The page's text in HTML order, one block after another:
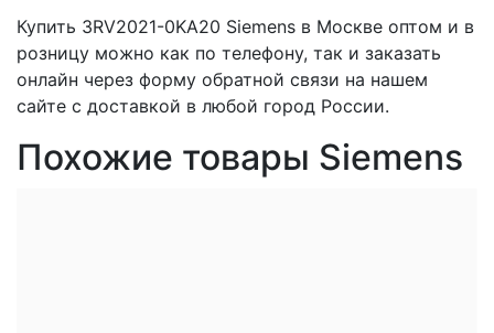
Купить 3RV2021-0KA20 Siemens в Москве оптом и в
розницу можно как по телефону, так и заказать
онлайн через форму обратной связи на нашем
сайте с доставкой в любой город России.
Похожие товары Siemens